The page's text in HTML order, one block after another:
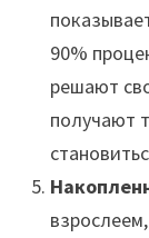
90%
решают
получают